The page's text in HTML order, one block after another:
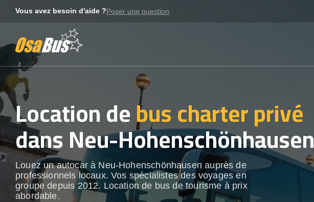
Vous avez besoin d'aide ?Poser une question
Location debus charter privé
dans Neu-Hohenschönhausen
Louez un autocar à Neu-Hohenschönhausen auprès de
professionnels locaux. Vos spécialistes des voyages en
groupe depuis 2012. Location de bus de tourisme à prix
abordable.